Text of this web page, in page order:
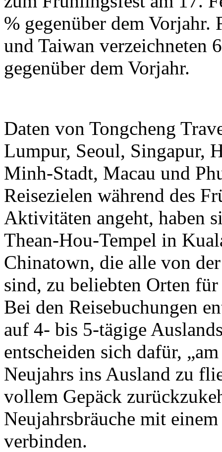
% gegenüber dem
und Taiwan verzeichneten
gegenüber dem Vorjahr.
Daten von Tongcheng
Lumpur, Seoul, Singapur,
Minh-Stadt, Macau und
Reisezielen während des
Aktivitäten angeht, haben
Thean-Hou-Tempel in
Chinatown, die alle von
sind, zu beliebten Orten
Bei den Reisebuchungen
auf 4- bis 5-tägige
entscheiden sich dafür,
Neujahrs ins Ausland zu
vollem Gepäck
Neujahrsbräuche mit
verbinden.